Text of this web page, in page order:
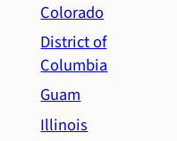
Colorado
District of
Columbia
Guam
Illinois